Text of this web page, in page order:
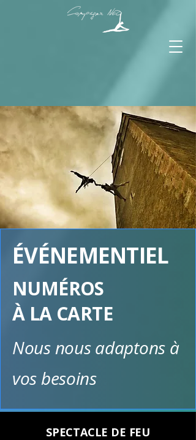
ÉVÉNEMENTIEL
NUMÉROS
À LA CARTE
Nous nous adaptons à
vos besoins
SPECTACLE DE FEU